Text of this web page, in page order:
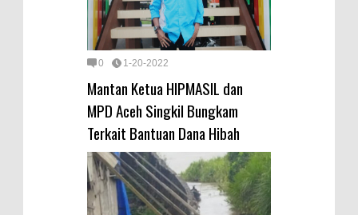
0 1-20-2022
Mantan Ketua HIPMASIL dan
MPD Aceh Singkil Bungkam
Terkait Bantuan Dana Hibah